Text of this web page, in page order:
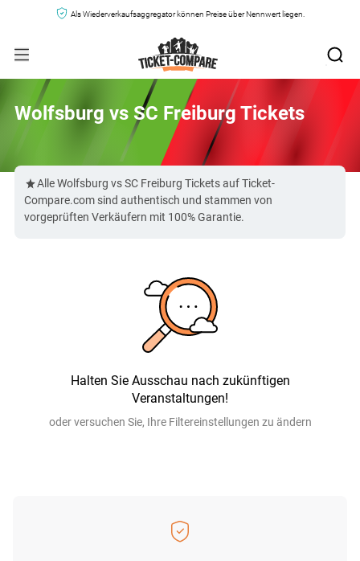
Als Wiederverkaufsaggregator können Preise über Nennwert liegen.
Wolfsburg vs SC Freiburg Tickets
Alle Wolfsburg vs SC Freiburg Tickets auf Ticket-
Compare.com sind authentisch und stammen von
vorgeprüften Verkäufern mit 100% Garantie.
Halten Sie Ausschau nach zukünftigen
Veranstaltungen!
oder versuchen Sie, Ihre Filtereinstellungen zu ändern